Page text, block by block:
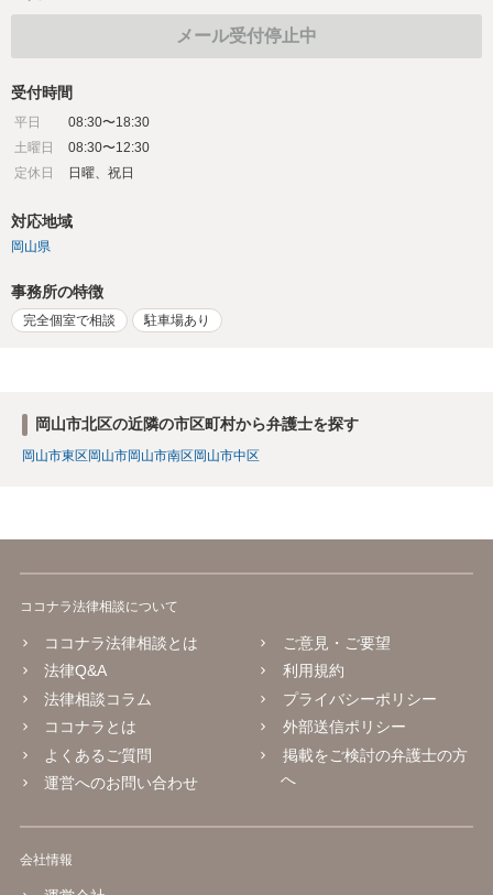
メール受付停止中
受付時間
平日
08:30〜18:30
土曜日
08:30〜12:30
定休日
日曜、祝日
対応地域
岡山県
事務所の特徴
完全個室で相談 駐車場あり
岡山市北区の近隣の市区町村から弁護士を探す
岡山市東区 岡山市岡山市南区 岡山市中区
ココナラ法律相談について
ココナラ法律相談とは
法律Q&A
法律相談コラム
ココナラとは
よくあるご質問
運営へのお問い合わせ
ご意見・ご要望
利用規約
プライバシーポリシー
外部送信ポリシー
掲載をご検討の弁護士の方
へ
会社情報